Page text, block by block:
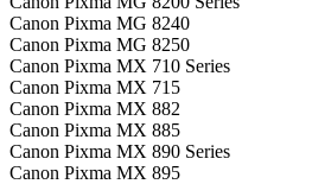
Canon Pixma MG 8240
Canon Pixma MG 8250
Canon Pixma MX 710 Series
Canon Pixma MX 715
Canon Pixma MX 882
Canon Pixma MX 885
Canon Pixma MX 890 Series
Canon Pixma MX 895